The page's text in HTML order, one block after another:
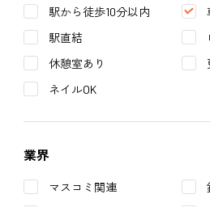
駅から徒歩10分以内
駅直結
休憩室あり
ネイルOK
業界
マスコミ関連